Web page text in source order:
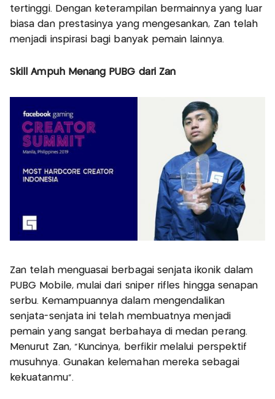
tertinggi. Dengan keterampilan bermainnya yang luar
biasa dan prestasinya yang mengesankan, Zan telah
menjadi inspirasi bagi banyak pemain lainnya.
Skill Ampuh Menang PUBG dari Zan
Zan telah menguasai berbagai senjata ikonik dalam
PUBG Mobile, mulai dari sniper rifles hingga senapan
serbu. Kemampuannya dalam mengendalikan
senjata-senjata ini telah membuatnya menjadi
pemain yang sangat berbahaya di medan perang.
Menurut Zan, “Kuncinya, berfikir melalui perspektif
musuhnya. Gunakan kelemahan mereka sebagai
kekuatanmu”.